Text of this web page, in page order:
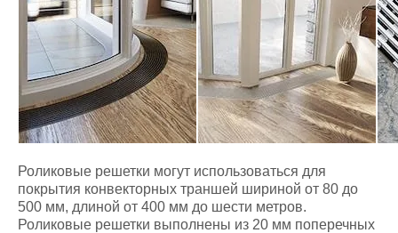
Роликовые решетки могут использоваться для
покрытия конвекторных траншей шириной от 80 до
500 мм, длиной от 400 мм до шести метров.
Роликовые решетки выполнены из 20 мм поперечных